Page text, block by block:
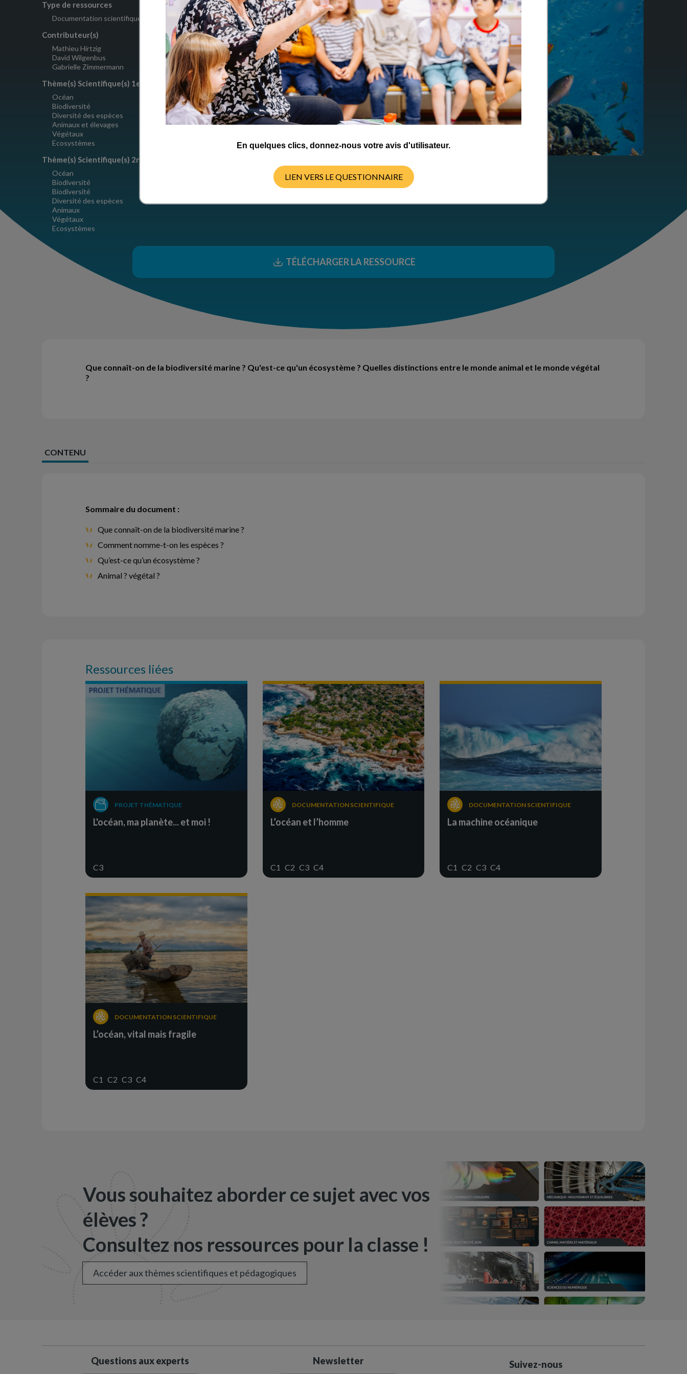
Type de ressources
Documentation scientifique
Contributeur(s)
Mathieu Hirtzig
David Wilgenbus
Gabrielle Zimmermann
Thème(s) Scientifique(s) 1er degré
Océan
Biodiversité
Diversité des espèces
Animaux et élevages
Végétaux
Ecosystèmes
Thème(s) Scientifique(s) 2nd degré
Océan
Biodiversité
Biodiversité
Diversité des espèces
Animaux
Végétaux
Ecosystèmes
Crédits
Le Pommier
TÉLÉCHARGER LA RESSOURCE
Que connaît-on de la biodiversité marine ? Qu'est-ce qu'un écosystème ? Quelles distinctions entre le monde animal et le monde végétal
?
CONTENU
Sommaire du document :
Que connaît-on de la biodiversité marine ?
Comment nomme-t-on les espèces ?
Qu’est-ce qu’un écosystème ?
Animal ? végétal ?
Ressources liées
PROJET THÉMATIQUE
L'océan, ma planète... et moi !
C3
DOCUMENTATION SCIENTIFIQUE
L’océan et l’homme
C1 C2 C3 C4
DOCUMENTATION SCIENTIFIQUE
La machine océanique
C1 C2 C3 C4
DOCUMENTATION SCIENTIFIQUE
L’océan, vital mais fragile
C1 C2 C3 C4
Vous souhaitez aborder ce sujet avec vos
élèves ?
Consultez nos ressources pour la classe !
Accéder aux thèmes scientifiques et pédagogiques
Questions aux experts Newsletter Suivez-nous
En quelques clics, donnez-nous votre avis d'utilisateur.
LIEN VERS LE QUESTIONNAIRE